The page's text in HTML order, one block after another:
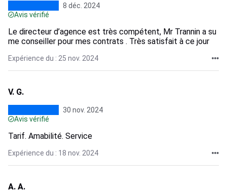
8 déc. 2024
Avis vérifié
Le directeur d’agence est très compétent, Mr Trannin a su
me conseiller pour mes contrats . Très satisfait à ce jour
Expérience du : 25 nov. 2024
V. G.
30 nov. 2024
Avis vérifié
Tarif. Amabilité. Service
Expérience du : 18 nov. 2024
A. A.